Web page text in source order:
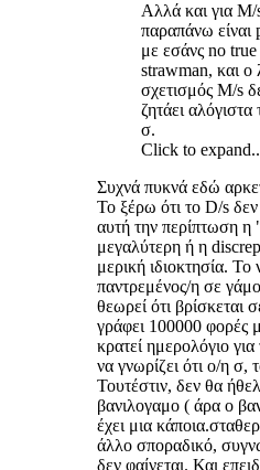
Αλλά και για
παραπάνω
με εσάνς no true
strawman, και ο
σχετισμός M/s
ζητάει
σ.
Click to
Συχνά πυκνά εδώ
Το ξέρω ότι το D/s δεν
αυτή την περίπτωση η
μεγαλύτερη ή η
μερική ιδιοκτησία. Το
παντρεμένος/η σε
θεωρεί ότι βρίσκεται
γράφει 100000 φορές
κρατεί ημερολόγιο
να γνωρίζει ότι ο/η σ,
Τουτέστιν, δεν θα
βανιλογαμο ( άρα ο
έχει μια
άλλο σποραδικό,
δεν φαίνεται. Και